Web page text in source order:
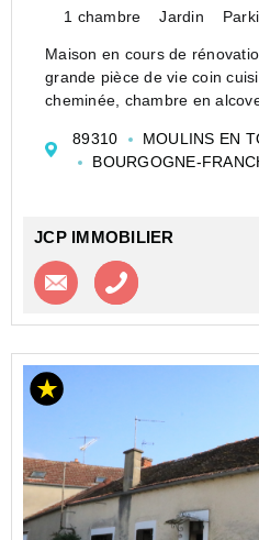
1 chambre Jardin
Maison en cours de
grande pièce de vie coin
cheminée, chambre en
destination de chambres et
89310 MOULINS EN
BOURGOGNE-
JCP IMMOBILIER
Contacter l'agence